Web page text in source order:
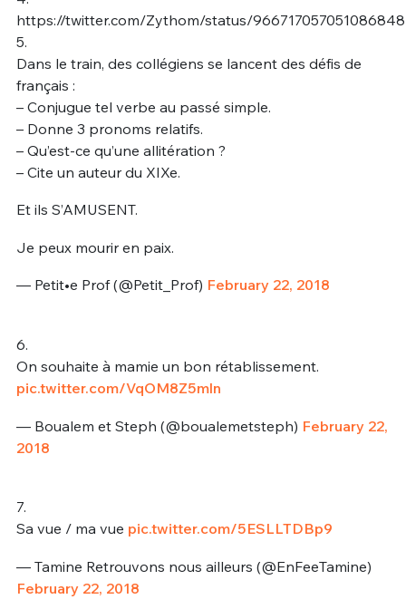
https://twitter.com/Zythom/status/966717057051086848
5.
Dans le train, des collégiens se lancent des défis de
français :
– Conjugue tel verbe au passé simple.
– Donne 3 pronoms relatifs.
– Qu’est-ce qu’une allitération ?
– Cite un auteur du XIXe.
Et ils S’AMUSENT.
Je peux mourir en paix.
— Petit•e Prof (@Petit_Prof) February 22, 2018
6.
On souhaite à mamie un bon rétablissement.
pic.twitter.com/VqOM8Z5mln
— Boualem et Steph (@boualemetsteph) February 22,
2018
7.
Sa vue / ma vue pic.twitter.com/5ESLLTDBp9
— Tamine Retrouvons nous ailleurs (@EnFeeTamine)
February 22, 2018